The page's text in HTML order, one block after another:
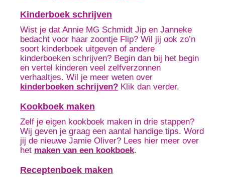
Kinderboek schrijven
Wist je dat Annie MG Schmidt Jip en Janneke
bedacht voor haar zoontje Flip? Wil jij ook zo’n
soort kinderboek uitgeven of andere
kinderboeken schrijven? Begin dan bij het begin
en vertel kinderen veel zelfverzonnen
verhaaltjes. Wil je meer weten over
kinderboeken schrijven? Klik dan verder.
Kookboek maken
Zelf je eigen kookboek maken in drie stappen?
Wij geven je graag een aantal handige tips. Word
jij de nieuwe Jamie Oliver? Lees hier meer over
het maken van een kookboek.
Receptenboek maken